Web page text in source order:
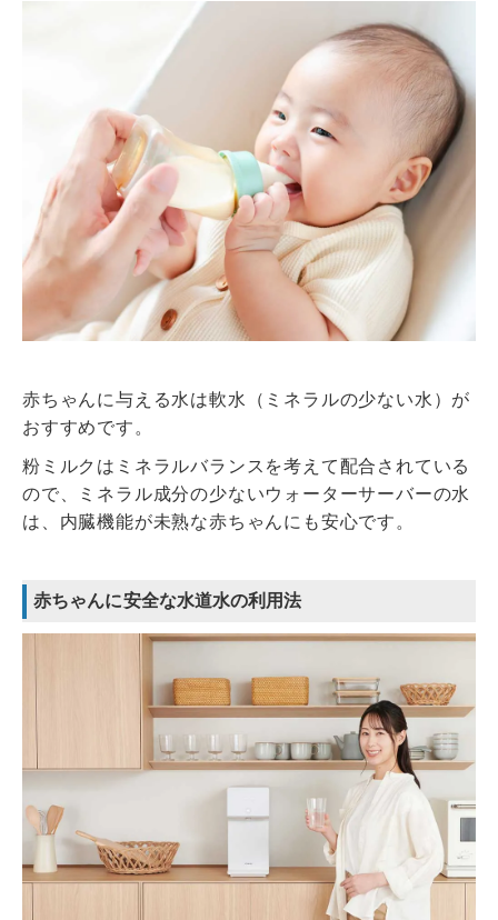
赤ちゃんに与える水は軟水（ミネラルの少ない水）が
おすすめです。
粉ミルクはミネラルバランスを考えて配合されている
ので、ミネラル成分の少ないウォーターサーバーの水
は、内臓機能が未熟な赤ちゃんにも安心です。
赤ちゃんに安全な水道水の利用法